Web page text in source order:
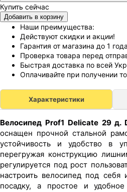
Добавить в корзину
Наши преимущества:
Действуют скидки и акции!
Гарантия от магазина до 1
Проверка товара перед
Быстрая доставка по всей
Оплачивайте при получении
Характеристики
Велосипед Prof1 Delicate 29 д.
оснащен прочной стальной
устойчивость и удобство в
перегружая конструкцию
регулируется под рост
настроить велосипед под себя
посадку, а простое и